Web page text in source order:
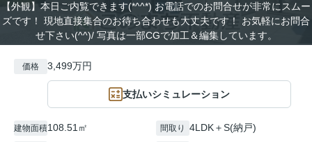
【外観】本日ご内覧できます(*^^*) お電話でのお問合せが非常にスムー
ズです！ 現地直接集合のお待ち合わせも大丈夫です！ お気軽にお問合
せ下さい(^^)/ 写真は一部CGで加工＆編集しています。
価格 3,499万円
支払いシミュレーション
建物面積108.51㎡ 間取り 4LDK＋S(納戸)